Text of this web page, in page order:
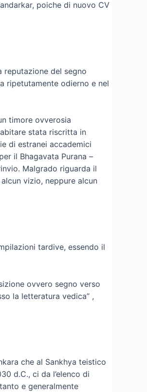
poiche di nuovo CV
reputazione del segno
ripetutamente odierno e nel
timore ovverosia
stata riscritta in
di estranei accademici
il Bhagavata Purana –
Malgrado riguarda il
vizio, neppure alcun
tardive, essendo il
ovvero segno verso
la letteratura vedica” ,
che al Sankhya teistico
d.C., ci da l’elenco di
e generalmente